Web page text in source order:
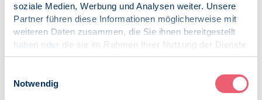
soziale Medien, Werbung und Analysen weiter. Unsere
Partner führen diese Informationen möglicherweise mit
weiteren Daten zusammen, die Sie ihnen bereitgestellt
haben oder die sie im Rahmen Ihrer Nutzung der Dienste
gesammelt haben.
Notwendig
Bearbeitung und Zwecke einer solchen Aufzeichnung.
Eine automatisierte Entscheidungsfindung i.S.d. Art. 22
DSGVO kommt nicht zum Einsatz.
Die Nutzung solcher Tools dient vorwiegend als Ersatz
für echte Versammlungen und Veranstaltungen an